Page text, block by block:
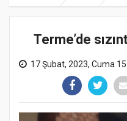
Terme’de
17 Şubat, 2023, Cuma